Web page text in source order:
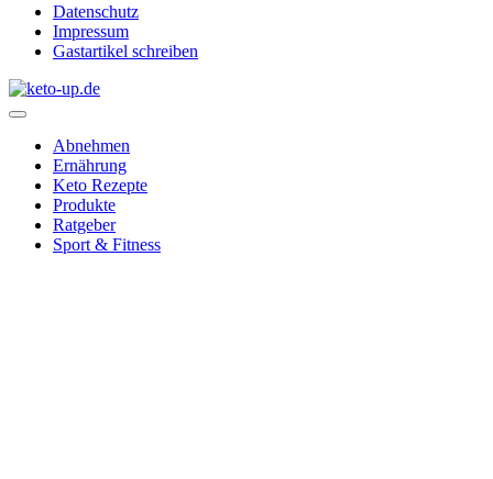
Datenschutz
Impressum
Gastartikel schreiben
Abnehmen
Ernährung
Keto Rezepte
Produkte
Ratgeber
Sport & Fitness